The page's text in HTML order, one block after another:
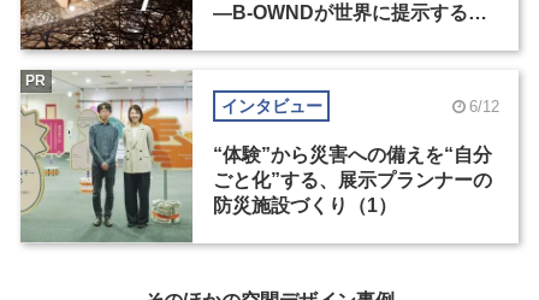
―B-OWNDが世界に提示する美
インタビュー 6/12
“体験”から災害への備えを“自分
ごと化”する、展示プランナーの
防災施設づくり（1）
PR